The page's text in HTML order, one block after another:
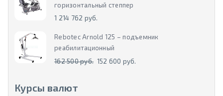
горизонтальный степпер
1 214 762 руб.
Rebotec Arnold 125 – подъемник
реабилитационный
162 500 руб. 152 600 руб.
Курсы валют